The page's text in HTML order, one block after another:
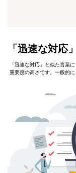
「迅速な対応
「迅速な対応」と似た言葉
重要度の高さです。一般的に